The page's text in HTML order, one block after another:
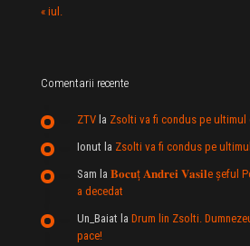
« iul.
Comentarii recente
ZTV la Zsolti va fi condus pe ultimul
Ionut la Zsolti va fi condus pe
Sam la 𝐁𝐨𝐜𝐮ț 𝐀𝐧𝐝𝐫𝐞𝐢 𝐕𝐚𝐬𝐢𝐥e şeful
a decedat
Un_Baiat la Drum lin Zsolti.
pace!